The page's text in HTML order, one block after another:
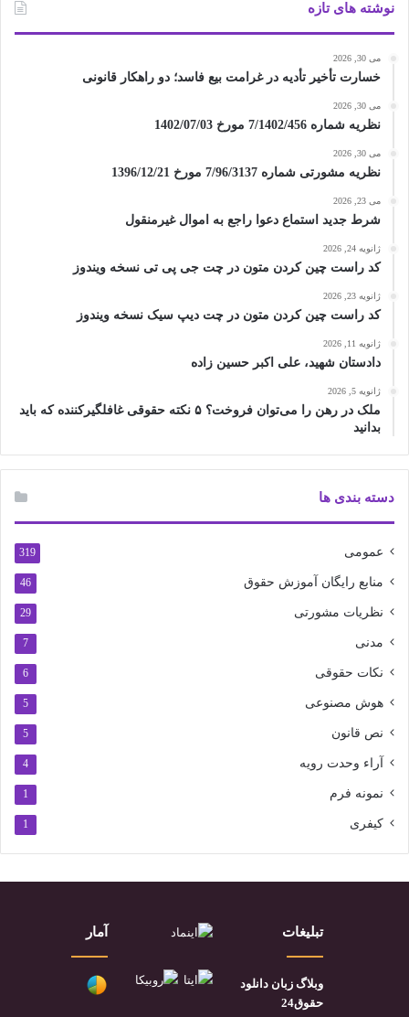
نوشته های تازه
می 30, 2026
خسارت تأخیر تأدیه در غرامت بیع فاسد؛ دو راهکار قانونی
می 30, 2026
نظریه شماره 7/1402/456 مورخ 1402/07/03
می 30, 2026
نظریه مشورتی شماره 7/96/3137 مورخ 1396/12/21
می 23, 2026
شرط جدید استماع دعوا راجع به اموال غیرمنقول
ژانویه 24, 2026
کد راست چین کردن متون در چت جی پی تی نسخه ویندوز
ژانویه 23, 2026
کد راست چین کردن متون در چت دیپ سیک نسخه ویندوز
ژانویه 11, 2026
دادستان شهید، علی اکبر حسین زاده
ژانویه 5, 2026
ملک در رهن را می‌توان فروخت؟ ۵ نکته حقوقی غافلگیرکننده که باید
بدانید
دسته بندی ها
عمومی 319
منابع رایگان آموزش حقوق 46
نظریات مشورتی 29
مدنی 7
نکات حقوقی 6
هوش مصنوعی 5
نص قانون 5
آراء وحدت رویه 4
نمونه فرم 1
کیفری 1
تبلیغات
وبلاگ زبان دانلود
حقوق24
آمار